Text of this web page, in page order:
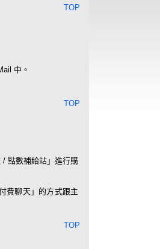
TOP
中。
TOP
/ 點數補給站」進行購
費聊天」的方式跟主
TOP